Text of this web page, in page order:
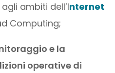
ambiti dell’Internet
Computing;
e la
operative di